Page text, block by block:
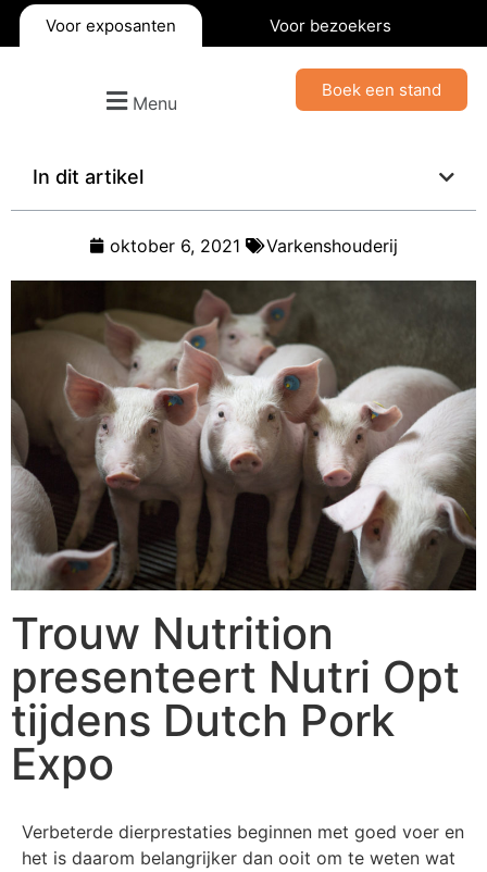
Voor exposanten Voor bezoekers
Menu
Boek een stand
In dit artikel
oktober 6, 2021 Varkenshouderij
Trouw Nutrition
presenteert Nutri Opt
tijdens Dutch Pork
Expo
Verbeterde dierprestaties beginnen met goed voer en
het is daarom belangrijker dan ooit om te weten wat